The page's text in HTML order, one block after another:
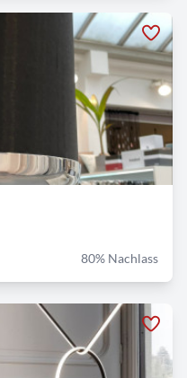
80% Nachlass